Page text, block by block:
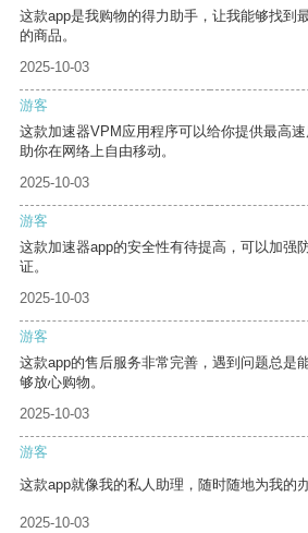
这款app是我购物的得力助手，让我能够找到
的商品。
2025-10-03
游客
这款加速器VPM应用程序可以给你提供最高
助你在网络上自由移动。
2025-10-03
游客
这款加速器app的安全性有待提高，可以加强
证。
2025-10-03
游客
这款app的售后服务非常完善，遇到问题总是
够放心购物。
2025-10-03
游客
这款app就像我的私人助理，随时随地为我的
2025-10-03